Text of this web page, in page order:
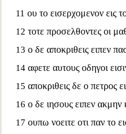
11 ου το εισερχομενον εις
12 τοτε προσελθοντες οι
13 ο δε αποκριθεις ειπεν
14 αφετε αυτους οδηγοι
15 αποκριθεις δε ο πετρος
16 ο δε ιησους ειπεν ακμην
17 ουπω νοειτε οτι παν το